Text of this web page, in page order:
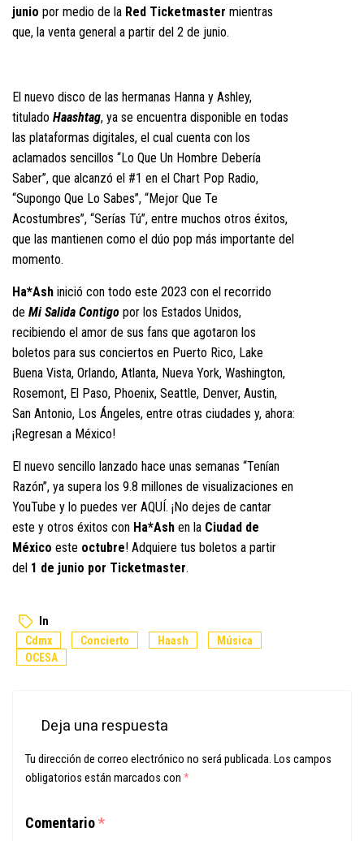
junio por medio de la Red Ticketmaster mientras
que, la venta general a partir del 2 de junio.
El nuevo disco de las hermanas Hanna y Ashley,
titulado Haashtag, ya se encuentra disponible en todas
las plataformas digitales, el cual cuenta con los
aclamados sencillos “Lo Que Un Hombre Debería
Saber”, que alcanzó el #1 en el Chart Pop Radio,
“Supongo Que Lo Sabes”, “Mejor Que Te
Acostumbres”, “Serías Tú”, entre muchos otros éxitos,
que las mantienen como el dúo pop más importante del
momento.
Ha*Ash inició con todo este 2023 con el recorrido
de Mi Salida Contigo por los Estados Unidos,
recibiendo el amor de sus fans que agotaron los
boletos para sus conciertos en Puerto Rico, Lake
Buena Vista, Orlando, Atlanta, Nueva York, Washington,
Rosemont, El Paso, Phoenix, Seattle, Denver, Austin,
San Antonio, Los Ángeles, entre otras ciudades y, ahora:
¡Regresan a México!
El nuevo sencillo lanzado hace unas semanas “Tenían
Razón”, ya supera los 9.8 millones de visualizaciones en
YouTube y lo puedes ver AQUÍ. ¡No dejes de cantar
este y otros éxitos con Ha*Ash en la Ciudad de
México este octubre! Adquiere tus boletos a partir
del 1 de junio por Ticketmaster.
In
Cdmx Concierto Haash
Música
OCESA
Deja una respuesta
Tu dirección de correo electrónico no será publicada. Los campos
obligatorios están marcados con *
Comentario*